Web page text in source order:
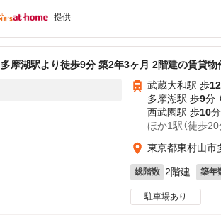
提供
多摩湖駅より徒歩9分 築2年3ヶ月 2階建の賃貸物
武蔵大和駅 歩12
多摩湖駅 歩9分
西武園駅 歩10
ほか1駅（徒歩20
東京都東村山市
総階数 2階建 築年
駐車場あり